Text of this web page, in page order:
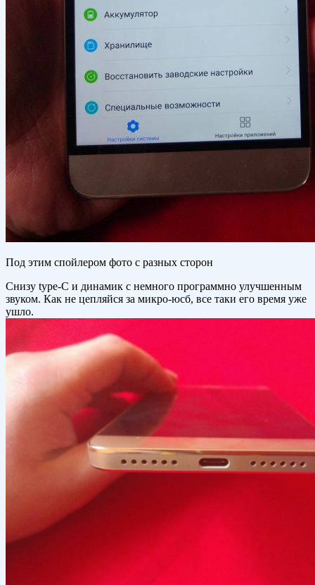
Под этим спойлером фото с разных сторон
Снизу type-C и динамик с немного программно улучшенным
звуком. Как не цепляйся за микро-юсб, все таки его время уже
ушло.